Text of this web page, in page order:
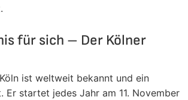
für sich – Der Kölner
ist weltweit bekannt und ein
Er startet jedes Jahr am 11. November